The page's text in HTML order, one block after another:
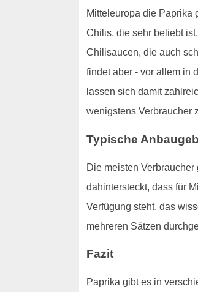
Mitteleuropa die Paprika
Chilis, die sehr beliebt
Chilisaucen, die auch
findet aber - vor allem in
lassen sich damit
wenigstens Verbraucher
Typische
Die meisten
dahintersteckt, dass für
Verfügung steht, das
mehreren Sätzen
Fazit
Paprika gibt es in